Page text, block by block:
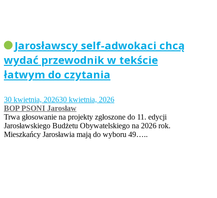
Jarosławscy self-adwokaci chcą
wydać przewodnik w tekście
łatwym do czytania
30 kwietnia, 202630 kwietnia, 2026
BOP PSONI Jarosław
Trwa głosowanie na projekty zgłoszone do 11. edycji
Jarosławskiego Budżetu Obywatelskiego na 2026 rok.
Mieszkańcy Jarosławia mają do wyboru 49…..